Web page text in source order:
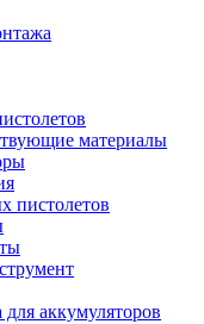
материалы
пистолетов
аккумуляторов